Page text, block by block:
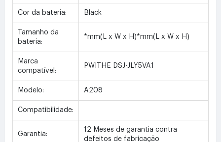
Cor da bateria: Black
Tamanho da
bateria:
*mm(L x W x H)*mm(L x W x H)
Marca
compatível:
PWITHE DSJ-JLY5VA1
Modelo: A208
Compatibilidade:
Garantia:
12 Meses de garantia contra
defeitos de fabricação